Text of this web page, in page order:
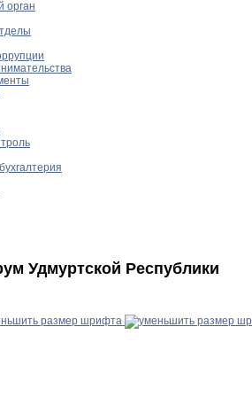
орган
Удмуртской Республики
размер шрифта